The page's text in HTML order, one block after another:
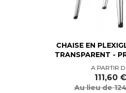
CHAISE EN
TRANSPARENT -
Prix
de
Prix
A PARTIR
111,60 €
Au lieu de